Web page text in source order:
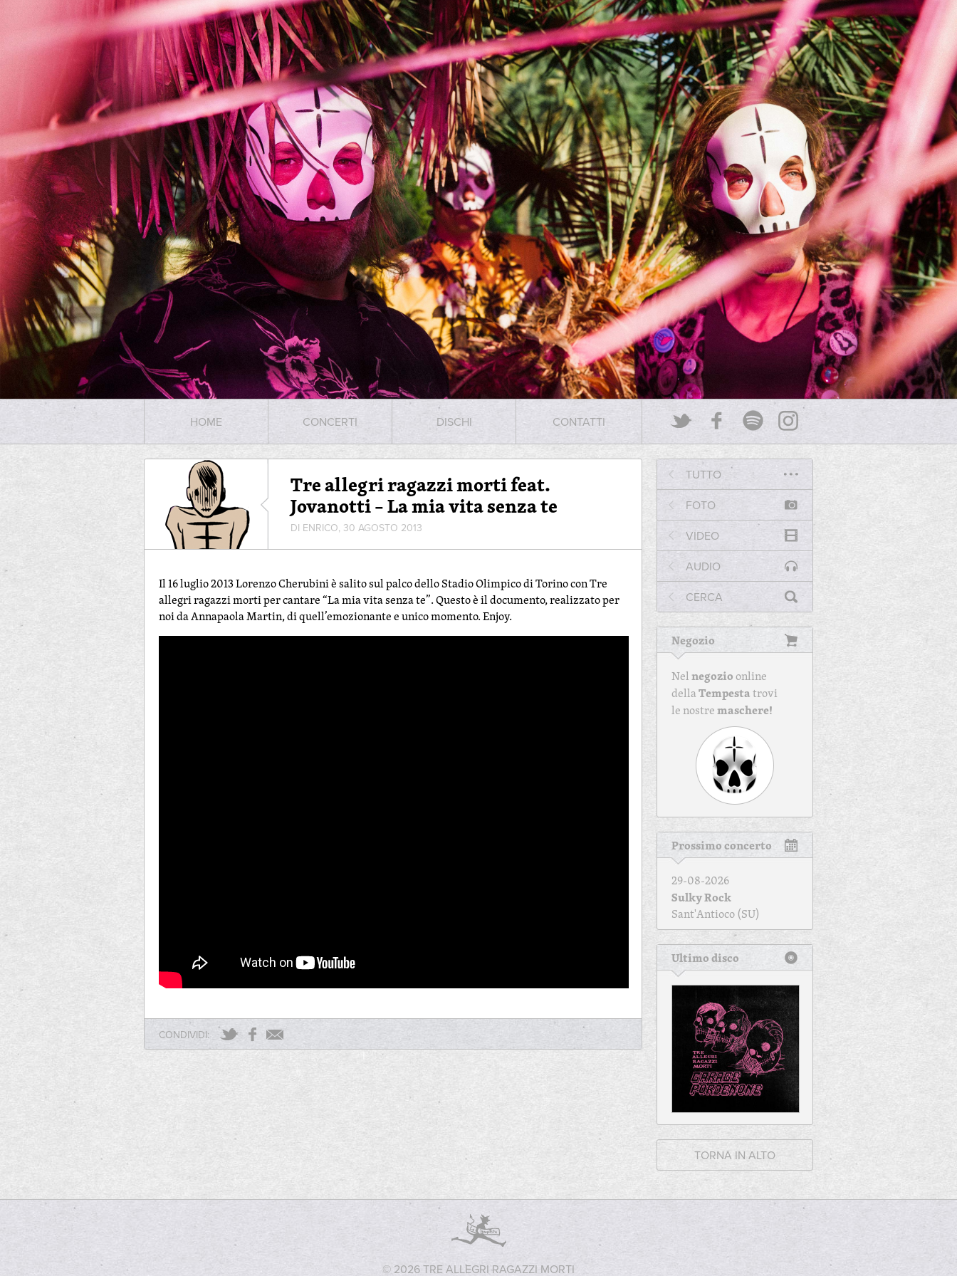
HOME CONCERTI DISCHI CONTATTI
Tre allegri ragazzi morti feat.
Jovanotti – La mia vita senza te
DI ENRICO, 30 AGOSTO 2013
Il 16 luglio 2013 Lorenzo Cherubini è salito sul palco dello Stadio Olimpico di Torino con Tre
allegri ragazzi morti per cantare “La mia vita senza te”. Questo è il documento, realizzato per
noi da Annapaola Martin, di quell’emozionante e unico momento. Enjoy.
CONDIVIDI:
TUTTO
FOTO
VIDEO
AUDIO
Negozio
Nelnegozioonline
dellaTempestatrovi
le nostremaschere!
Prossimo concerto
29-08-2026
Sulky Rock
Sant'Antioco (SU)
Ultimo disco
TORNA IN ALTO
© 2026 TRE ALLEGRI RAGAZZI MORTI